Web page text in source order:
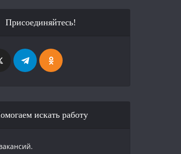
Присоединяйтесь!
искать работу